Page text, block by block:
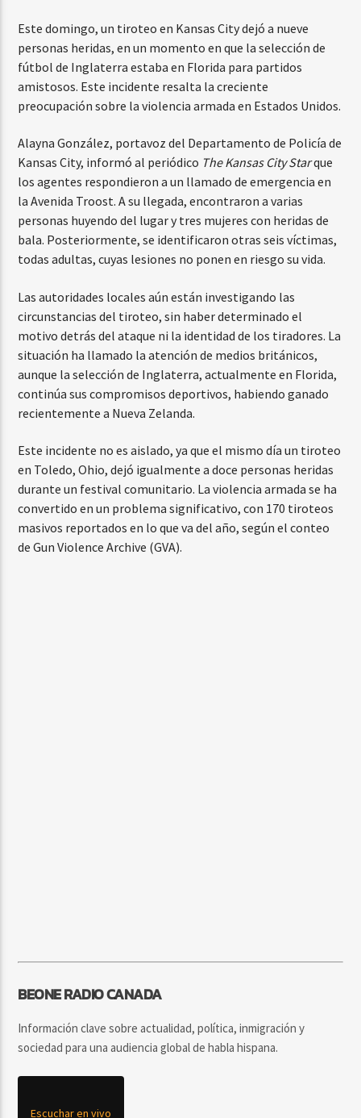
Este domingo, un tiroteo en Kansas City dejó a nueve
personas heridas, en un momento en que la selección de
fútbol de Inglaterra estaba en Florida para partidos
amistosos. Este incidente resalta la creciente
preocupación sobre la violencia armada en Estados Unidos.
Alayna González, portavoz del Departamento de Policía de
Kansas City, informó al periódico The Kansas City Starque
los agentes respondieron a un llamado de emergencia en
la Avenida Troost. A su llegada, encontraron a varias
personas huyendo del lugar y tres mujeres con heridas de
bala. Posteriormente, se identificaron otras seis víctimas,
todas adultas, cuyas lesiones no ponen en riesgo su vida.
Las autoridades locales aún están investigando las
circunstancias del tiroteo, sin haber determinado el
motivo detrás del ataque ni la identidad de los tiradores. La
situación ha llamado la atención de medios británicos,
aunque la selección de Inglaterra, actualmente en Florida,
continúa sus compromisos deportivos, habiendo ganado
recientemente a Nueva Zelanda.
Este incidente no es aislado, ya que el mismo día un tiroteo
en Toledo, Ohio, dejó igualmente a doce personas heridas
durante un festival comunitario. La violencia armada se ha
convertido en un problema significativo, con 170 tiroteos
masivos reportados en lo que va del año, según el conteo
de Gun Violence Archive (GVA).
BEONE RADIO CANADA
Información clave sobre actualidad, política, inmigración y
sociedad para una audiencia global de habla hispana.
Escuchar en vivo